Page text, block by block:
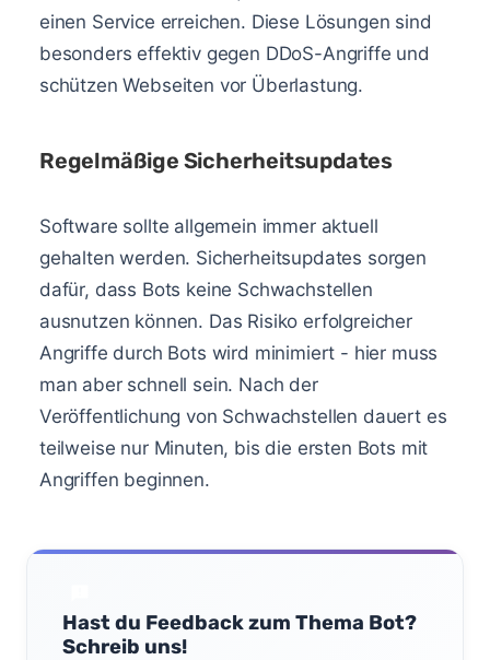
einen Service erreichen. Diese Lösungen sind
besonders effektiv gegen DDoS-Angriffe und
schützen Webseiten vor Überlastung.
Regelmäßige Sicherheitsupdates
Software sollte allgemein immer aktuell
gehalten werden. Sicherheitsupdates sorgen
dafür, dass Bots keine Schwachstellen
ausnutzen können. Das Risiko erfolgreicher
Angriffe durch Bots wird minimiert - hier muss
man aber schnell sein. Nach der
Veröffentlichung von Schwachstellen dauert es
teilweise nur Minuten, bis die ersten Bots mit
Angriffen beginnen.
Hast du Feedback zum Thema Bot?
Schreib uns!